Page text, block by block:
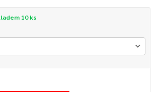
10 ks